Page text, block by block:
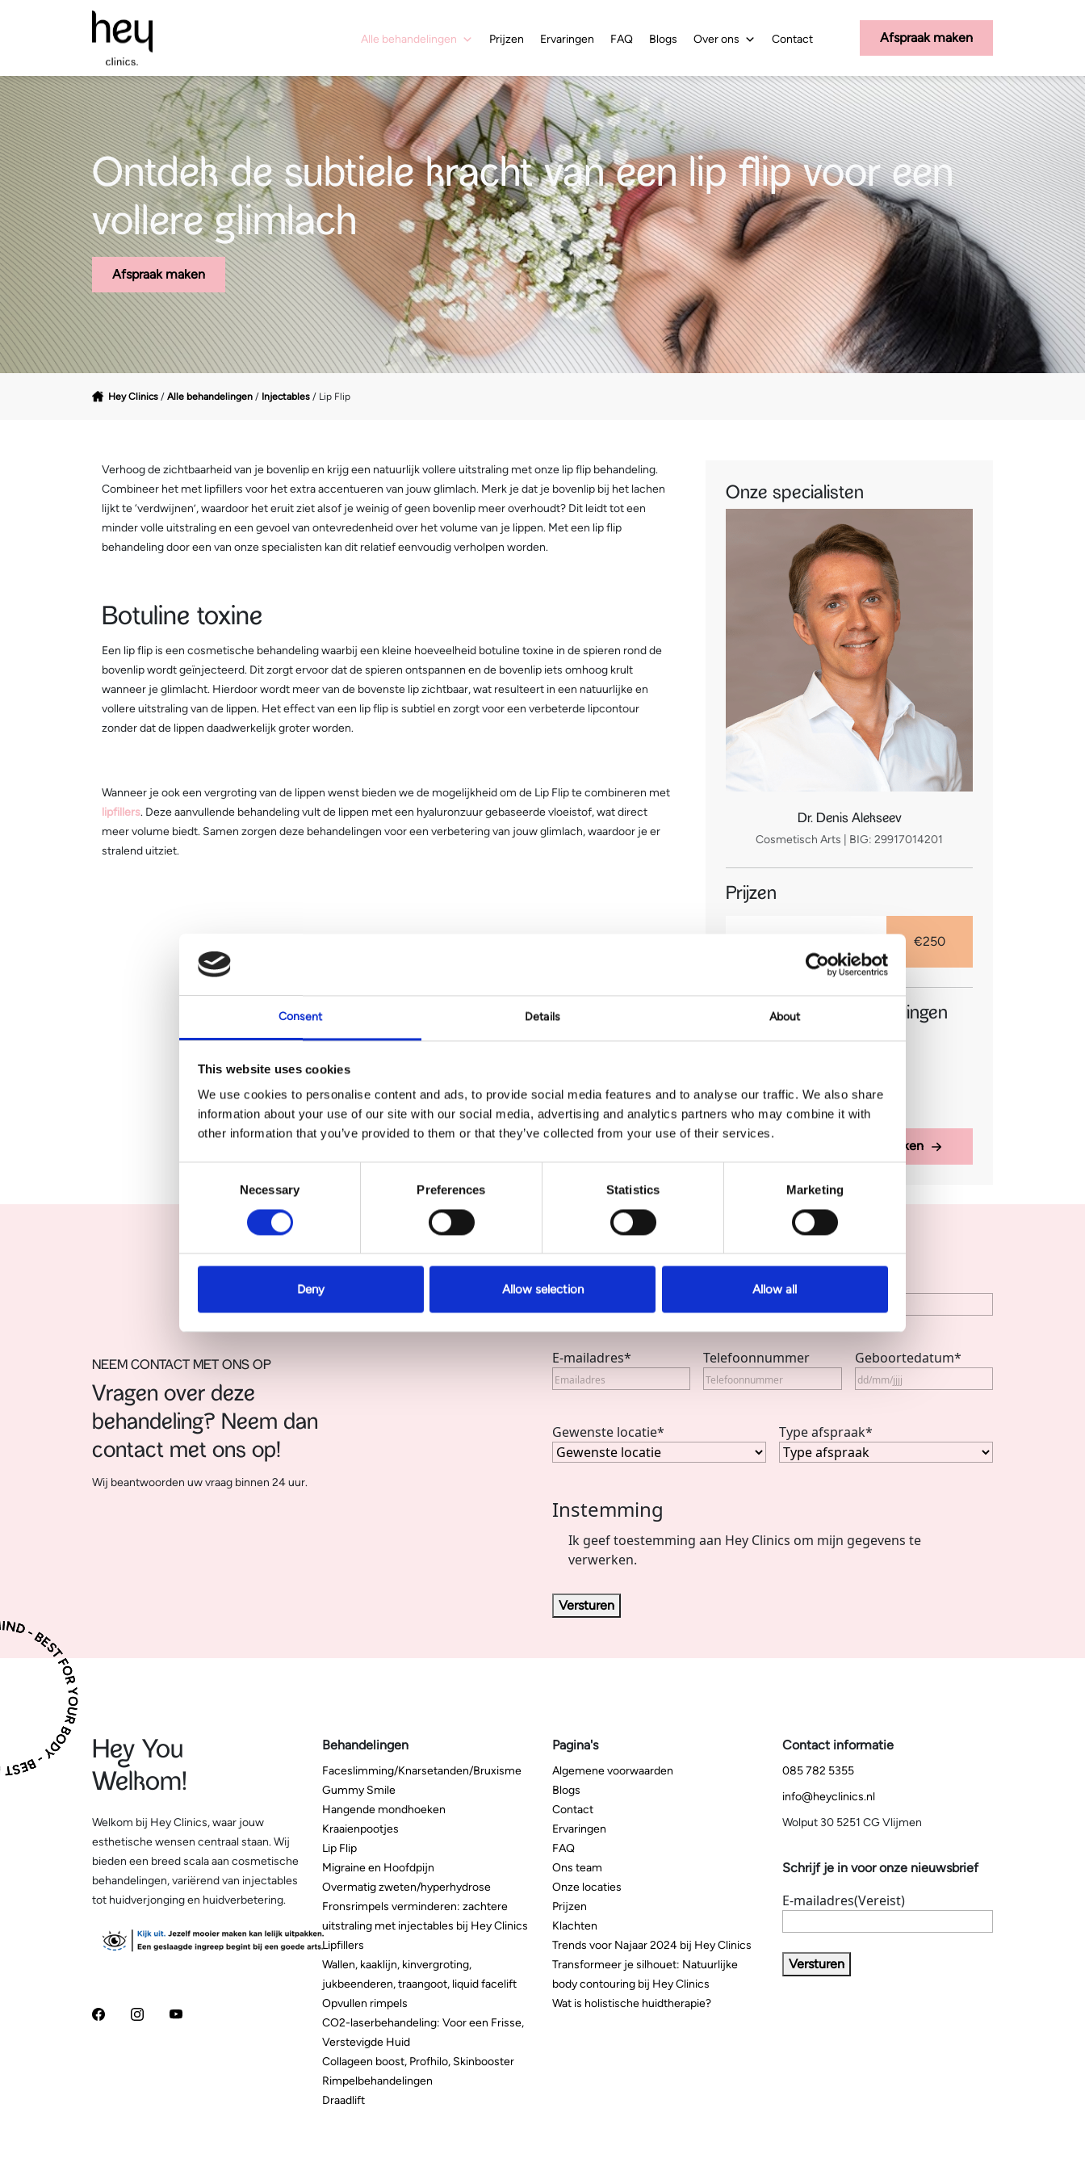
Consent Details About
This website uses cookies
We use cookies to personalise content and ads, to provide social media features and to analyse our traffic. We also share
information about your use of our site with our social media, advertising and analytics partners who may combine it with
other information that you’ve provided to them or that they’ve collected from your use of their services.
Necessary Preferences Statistics Marketing
Deny Allow selection Allow all
Alle behandelingen Prijzen Ervaringen FAQ Blogs Over ons Contact Afspraak maken
Ontdek de subtiele kracht van een lip flip voor een
vollere glimlach
Afspraak maken
Hey Clinics / Alle behandelingen / Injectables / Lip Flip
Onze specialisten
Dr. Denis Alekseev
Cosmetisch Arts | BIG: 29917014201
Prijzen
€250
Gerelateerde behandelingen
Lip Flip
Hangende mondhoeken
Alle behandelingen bekijken
Verhoog de zichtbaarheid van je bovenlip en krijg een natuurlijk vollere uitstraling met onze lip flip behandeling.
Combineer het met lipfillers voor het extra accentueren van jouw glimlach. Merk je dat je bovenlip bij het lachen
lijkt te ‘verdwijnen’, waardoor het eruit ziet alsof je weinig of geen bovenlip meer overhoudt? Dit leidt tot een
minder volle uitstraling en een gevoel van ontevredenheid over het volume van je lippen. Met een lip flip
behandeling door een van onze specialisten kan dit relatief eenvoudig verholpen worden.
Botuline toxine
Een lip flip is een cosmetische behandeling waarbij een kleine hoeveelheid botuline toxine in de spieren rond de
bovenlip wordt geïnjecteerd. Dit zorgt ervoor dat de spieren ontspannen en de bovenlip iets omhoog krult
wanneer je glimlacht. Hierdoor wordt meer van de bovenste lip zichtbaar, wat resulteert in een natuurlijke en
vollere uitstraling van de lippen. Het effect van een lip flip is subtiel en zorgt voor een verbeterde lipcontour
zonder dat de lippen daadwerkelijk groter worden.
Wanneer je ook een vergroting van de lippen wenst bieden we de mogelijkheid om de Lip Flip te combineren met
lipfillers. Deze aanvullende behandeling vult de lippen met een hyaluronzuur gebaseerde vloeistof, wat direct
meer volume biedt. Samen zorgen deze behandelingen voor een verbetering van jouw glimlach, waardoor je er
stralend uitziet.
NEEM CONTACT MET ONS OP
Vragen over deze
behandeling? Neem dan
contact met ons op!
Wij beantwoorden uw vraag binnen 24 uur.
Naam*
E-mailadres* Telefoonnummer Geboortedatum*
Gewenste locatie* Type afspraak*
Instemming
Ik geef toestemming aan Hey Clinics om mijn gegevens te
verwerken.
Versturen
Hey You
Welkom!
Welkom bij Hey Clinics, waar jouw
esthetische wensen centraal staan. Wij
bieden een breed scala aan cosmetische
behandelingen, variërend van injectables
tot huidverjonging en huidverbetering.
Behandelingen
Faceslimming/Knarsetanden/Bruxisme
Gummy Smile
Hangende mondhoeken
Kraaienpootjes
Lip Flip
Migraine en Hoofdpijn
Overmatig zweten/hyperhydrose
Fronsrimpels verminderen: zachtere
uitstraling met injectables bij Hey Clinics
Lipfillers
Wallen, kaaklijn, kinvergroting,
jukbeenderen, traangoot, liquid facelift
Opvullen rimpels
CO2-laserbehandeling: Voor een Frisse,
Verstevigde Huid
Collageen boost, Profhilo, Skinbooster
Rimpelbehandelingen
Draadlift
Pagina's
Algemene voorwaarden
Blogs
Contact
Ervaringen
FAQ
Ons team
Onze locaties
Prijzen
Klachten
Trends voor Najaar 2024 bij Hey Clinics
Transformeer je silhouet: Natuurlijke
body contouring bij Hey Clinics
Wat is holistische huidtherapie?
Contact informatie
085 782 5355
info@heyclinics.nl
Wolput 30 5251 CG Vlijmen
Schrijf je in voor onze nieuwsbrief
E-mailadres(Vereist)
Versturen